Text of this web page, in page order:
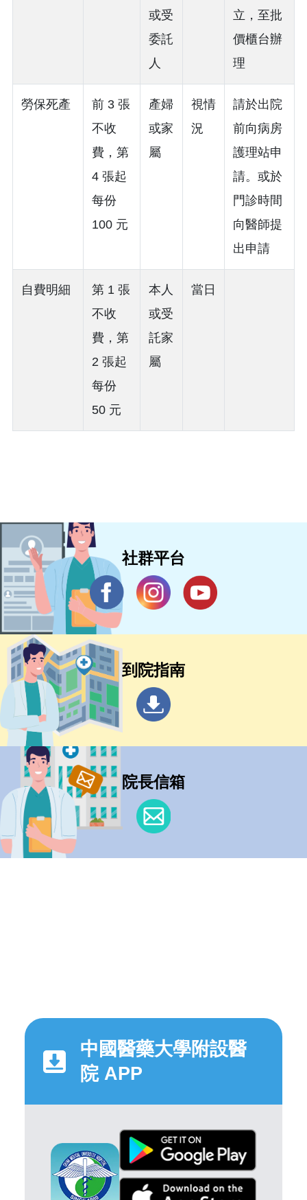
或受
委託
人
立，至批
價櫃台辦
理
勞保死產
前 3 張
不收
費，第
4 張起
每份
100 元
產婦
或家
屬
視情
況
請於出院
前向病房
護理站申
請。或於
門診時間
向醫師提
出申請
自費明細
第 1 張
不收
費，第
2 張起
每份
50 元
本人
或受
託家
屬
當日
社群平台
到院指南
院長信箱
中國醫藥大學附設醫
院 APP